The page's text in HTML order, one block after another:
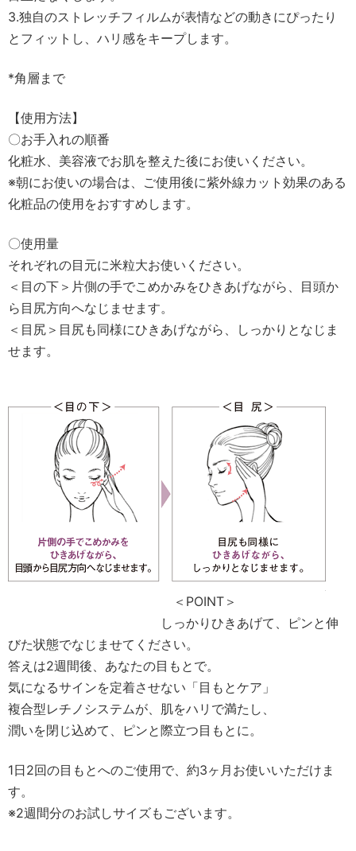
3.独自のストレッチフィルムが表情などの動きにぴったり
とフィットし、ハリ感をキープします。
*角層まで
【使用方法】
〇お手入れの順番
化粧水、美容液でお肌を整えた後にお使いください。
※朝にお使いの場合は、ご使用後に紫外線カット効果のある
化粧品の使用をおすすめします。
〇使用量
それぞれの目元に米粒大お使いください。
＜目の下＞片側の手でこめかみをひきあげながら、目頭か
ら目尻方向へなじませます。
＜目尻＞目尻も同様にひきあげながら、しっかりとなじま
せます。
＜POINT＞
しっかりひきあげて、ピンと伸
びた状態でなじませてください。
答えは2週間後、あなたの目もとで。
気になるサインを定着させない「目もとケア」
複合型レチノシステムが、肌をハリで満たし、
潤いを閉じ込めて、ピンと際立つ目もとに。
1日2回の目もとへのご使用で、約3ヶ月お使いいただけま
す。
※2週間分のお試しサイズもございます。